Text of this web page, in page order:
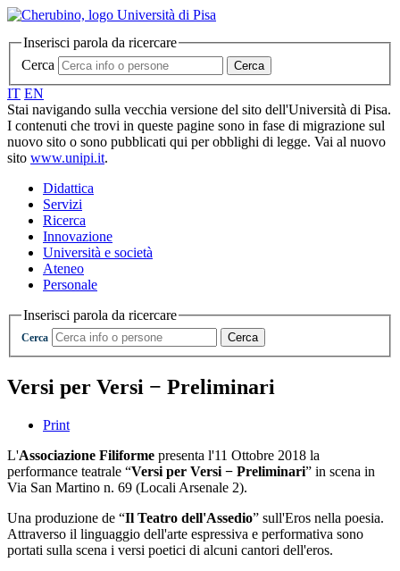
Inserisci parola da ricercare
Cerca
Cerca
IT EN
Stai navigando sulla vecchia versione del sito dell'Università di Pisa.
I contenuti che trovi in queste pagine sono in fase di migrazione sul
nuovo sito o sono pubblicati qui per obblighi di legge. Vai al nuovo
sito www.unipi.it.
Didattica
Servizi
Ricerca
Innovazione
Università e società
Ateneo
Personale
Inserisci parola da ricercare
Cerca Cerca
Versi per Versi − Preliminari
Print
L'Associazione Filiforme presenta l'11 Ottobre 2018 la
performance teatrale “Versi per Versi − Preliminari” in scena in
Via San Martino n. 69 (Locali Arsenale 2).
Una produzione de “Il Teatro dell'Assedio” sull'Eros nella poesia.
Attraverso il linguaggio dell'arte espressiva e performativa sono
portati sulla scena i versi poetici di alcuni cantori dell'eros.